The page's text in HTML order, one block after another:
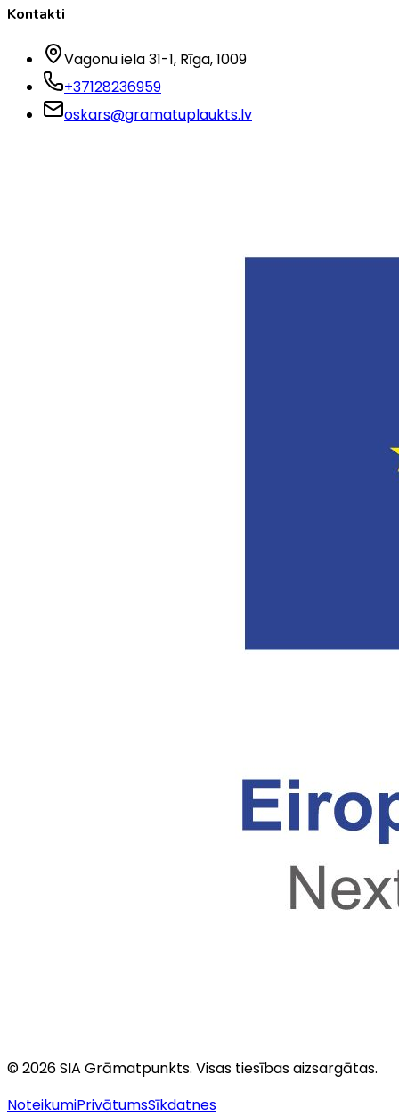
Kontakti
Vagonu iela 31-1, Rīga, 1009
+37128236959
oskars@gramatuplaukts.lv
©2026SIA Grāmatpunkts. Visas tiesības aizsargātas.
NoteikumiPrivātumsSīkdatnes